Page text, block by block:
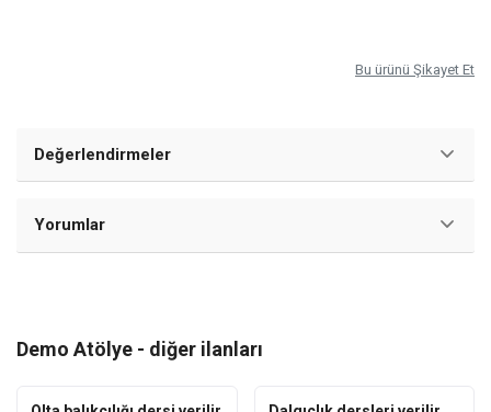
Bu ürünü Şikayet Et
Değerlendirmeler
Yorumlar
Demo Atölye - diğer ilanları